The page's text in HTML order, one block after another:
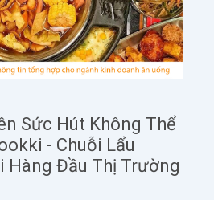
Sức Hút Không Thể
- Chuỗi Lẩu
Hàng Đầu Thị Trường